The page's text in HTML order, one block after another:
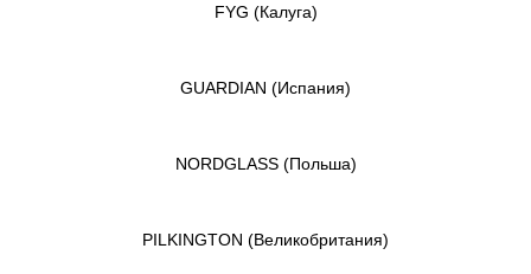
FYG (Калуга)
GUARDIAN (Испания)
NORDGLASS (Польша)
PILKINGTON (Великобритания)